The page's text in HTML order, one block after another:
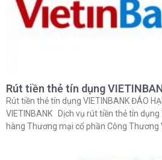
Rút tiền thẻ tín dụng
Rút tiền thẻ tín dụng VIETINBANK ĐÁO
VIETINBANK Dịch vụ rút tiền thẻ tín dụng
hàng Thương mại cổ phần Công Thương